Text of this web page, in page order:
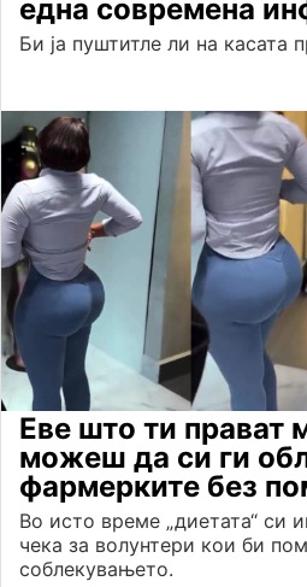
една современа
Би ја пуштитле ли на касата
Еве што ти прават
можеш да си ги
фармерките без
Во исто време „диетата“ си
чека за волунтери кои би
соблекувањето.